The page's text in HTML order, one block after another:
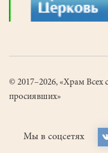
© 2017–2026, «Храм Всех
просиявших»
Мы в соцсетях